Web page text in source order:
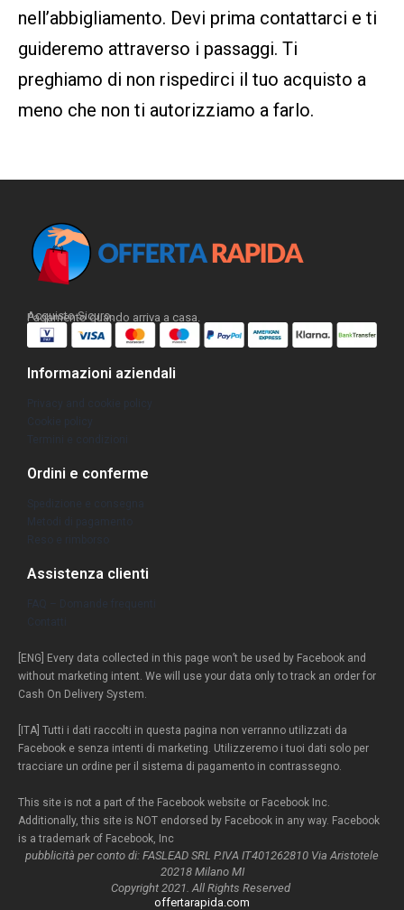
nell’abbigliamento. Devi prima contattarci e ti
guideremo attraverso i passaggi. Ti
preghiamo di non rispedirci il tuo acquisto a
meno che non ti autorizziamo a farlo.
Acquisto Sicuro.
Pagamento quando arriva a casa.
Informazioni aziendali
Termini e condizioni
Ordini e conferme
Spedizione e consegna
Assistenza clienti
FAQ – Domande frequenti
[ENG] Every data collected in this page won’t be used by Facebook and
without marketing intent. We will use your data only to track an order for
Cash On Delivery System.
[ITA] Tutti i dati raccolti in questa pagina non verranno utilizzati da
Facebook e senza intenti di marketing. Utilizzeremo i tuoi dati solo per
tracciare un ordine per il sistema di pagamento in contrassegno.
This site is not a part of the Facebook website or Facebook Inc.
Additionally, this site is NOT endorsed by Facebook in any way. Facebook
is a trademark of Facebook, Inc
pubblicità per conto di: FASLEAD SRL P.IVA IT401262810 Via Aristotele
20218 Milano MI
Copyright 2021. All Rights Reserved
offertarapida.com